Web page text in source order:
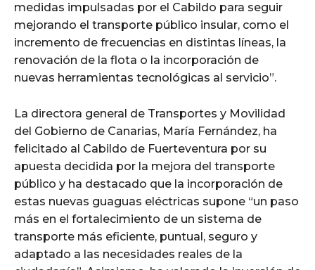
medidas impulsadas por el Cabildo para seguir
mejorando el transporte público insular, como el
incremento de frecuencias en distintas líneas, la
renovación de la flota o la incorporación de
nuevas herramientas tecnológicas al servicio”.
La directora general de Transportes y Movilidad
del Gobierno de Canarias, María Fernández, ha
felicitado al Cabildo de Fuerteventura por su
apuesta decidida por la mejora del transporte
público y ha destacado que la incorporación de
estas nuevas guaguas eléctricas supone “un paso
más en el fortalecimiento de un sistema de
transporte más eficiente, puntual, seguro y
adaptado a las necesidades reales de la